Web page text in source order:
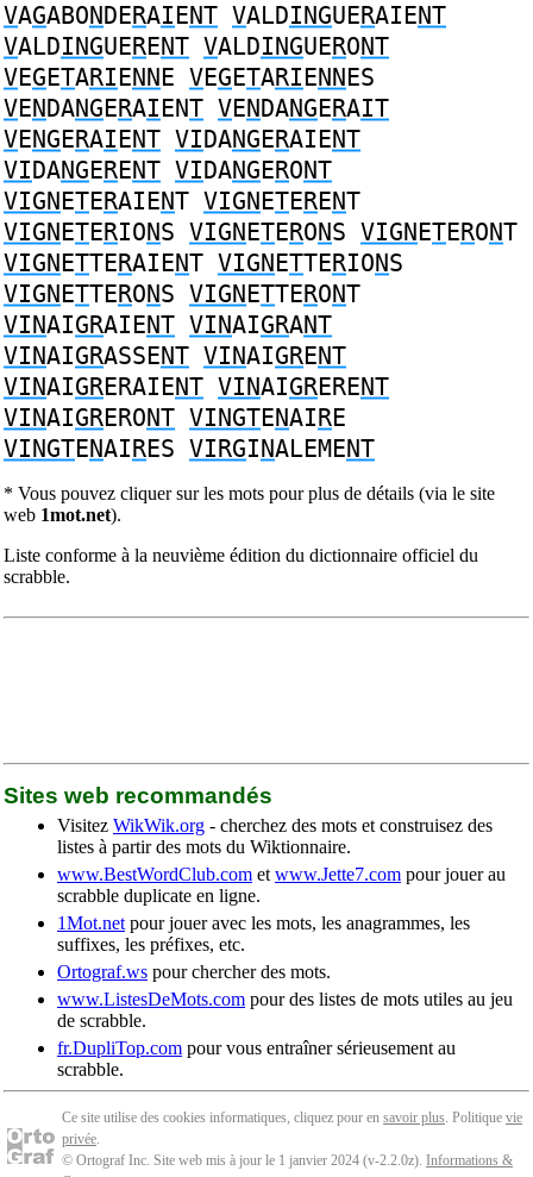
VAGABONDERAIENT VALDINGUERAIENT
VALDINGUERENT VALDINGUERONT
VEGETARIENNE VEGETARIENNES
VENDANGERAIENT VENDANGERAIT
VENGERAIENT VIDANGERAIENT
VIDANGERENT VIDANGERONT
VIGNETERAIENT VIGNETERENT
VIGNETERIONS VIGNETERONS VIGNETERONT
VIGNETTERAIENT VIGNETTERIONS
VIGNETTERONS VIGNETTERONT
VINAIGRAIENT VINAIGRANT
VINAIGRASSENT VINAIGRENT
VINAIGRERAIENT VINAIGRERENT
VINAIGRERONT VINGTENAIRE
VINGTENAIRES VIRGINALEMENT
* Vous pouvez cliquer sur les mots pour plus de détails (via le site
web 1mot.net).
Liste conforme à la neuvième édition du dictionnaire officiel du
scrabble.
Sites web recommandés
Visitez WikWik.org - cherchez des mots et construisez des
listes à partir des mots du Wiktionnaire.
www.BestWordClub.com et www.Jette7.com pour jouer au
scrabble duplicate en ligne.
1Mot.net pour jouer avec les mots, les anagrammes, les
suffixes, les préfixes, etc.
Ortograf.ws pour chercher des mots.
www.ListesDeMots.com pour des listes de mots utiles au jeu
de scrabble.
fr.DupliTop.com pour vous entraîner sérieusement au
scrabble.
Ce site utilise des cookies informatiques, cliquez pour en savoir plus. Politique vie
privée.
© Ortograf Inc. Site web mis à jour le 1 janvier 2024 (v-2.2.0z). Informations &